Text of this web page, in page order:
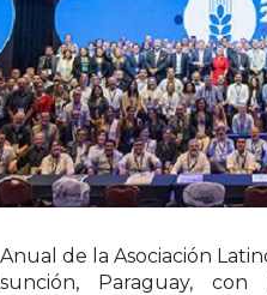
de la Asociación
Paraguay,